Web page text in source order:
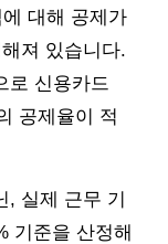
대해 공제가
져 있습니다.
로 신용카드
공제율이 적
, 실제 근무 기
기준을 산정해